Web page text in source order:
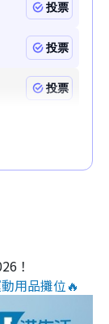
！
用品攤位🔥